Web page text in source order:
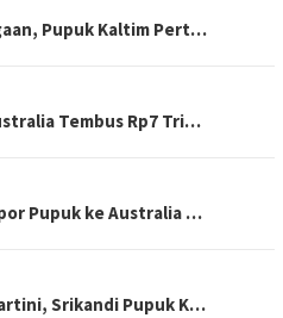
Pupuk Kaltim Pert…
Tembus Rp7 Tri…
Pupuk ke Australia …
Srikandi Pupuk K…